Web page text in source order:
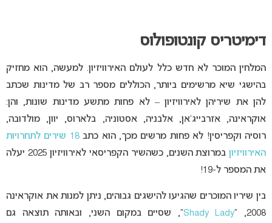
דימיטריס קונטופולוס
המלחין המוכר לא חדש כלל לעולם האירוויזיון. למעשה, הוא מחזיק
בהישגי שיא מרשימים ביותר, הכוללים מספר רב של מדינות שכתב
להן את שיריהן לאירוויזיון – לא פחות מתשע מדינות שונות, והן:
אוקראינה, אזרבייג’אן, אלבניה, אסטוניה, בלארוס, יוון, מולדובה,
רוסיה וקפריסין! לא פחות מרשים מכך, הוא כתב
18 שירים לתחרויות
האירוויזיון
במרוצת השנים, כשהשיר הקפריסאי לאירוויזיון 2025 יעלה
את המספר ל-19!
בין שיריו המוכרים שהגיעו להישגים גבוהים, ניתן למנות את אוקראינה
2008, “
Shady Lady“, שסיים במקום השני, ובאותה תוצאה גם